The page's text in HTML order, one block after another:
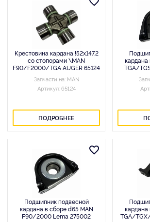
Крестовина кардана !52x147.2
со стопорами \MAN
F90/F2000/TGA AUGER 65124
Запчасти на: MAN
Артикул: 65124
ПОДРОБНЕЕ
кардана
TGA/
Подшипник подвесной
кардана в сборе d65 MAN
F90/2000 Lema 275002
кардана
TGA/